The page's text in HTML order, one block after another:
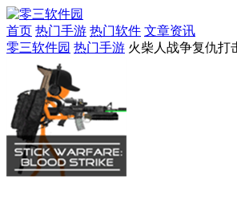
首页 热门手游 热门软件 文章资讯
零三软件园 热门手游 火柴人战争复仇打